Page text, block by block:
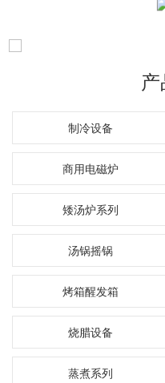
制冷设备
商用电磁炉
矮汤炉系列
汤锅摇锅
烤箱醒发箱
烧腊设备
蒸煮系列